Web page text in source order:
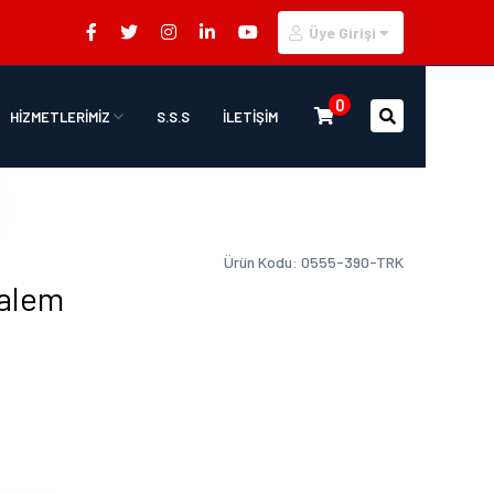
Üye Girişi
HİZMETLERİMİZ S.S.S İLETİŞİM
0
Ürün Kodu: 0555-390-TRK